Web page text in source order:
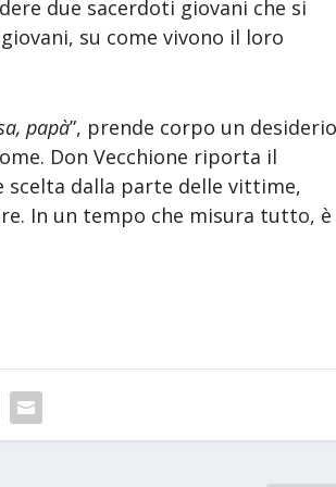
due sacerdoti giovani che si
su come vivono il loro
papà”, prende corpo un
Don Vecchione riporta il
scelta dalla parte delle vittime,
In un tempo che misura tutto, è